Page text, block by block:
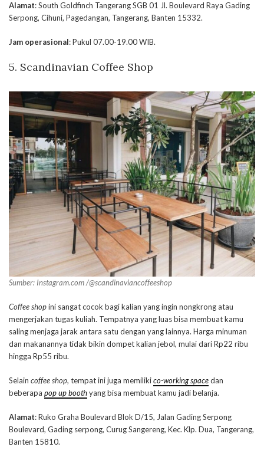
Alamat: South Goldfinch Tangerang SGB 01 Jl. Boulevard Raya Gading
Serpong, Cihuni, Pagedangan, Tangerang, Banten 15332.
Jam operasional: Pukul 07.00-19.00 WIB.
5. Scandinavian Coffee Shop
Sumber: Instagram.com /@scandinaviancoffeeshop
Coffee shopini sangat cocok bagi kalian yang ingin nongkrong atau
mengerjakan tugas kuliah. Tempatnya yang luas bisa membuat kamu
saling menjaga jarak antara satu dengan yang lainnya. Harga minuman
dan makanannya tidak bikin dompet kalian jebol, mulai dari Rp22 ribu
hingga Rp55 ribu.
Selain coffee shop, tempat ini juga memilikico-working spacedan
beberapa pop up boothyang bisa membuat kamu jadi belanja.
Alamat: Ruko Graha Boulevard Blok D/15, Jalan Gading Serpong
Boulevard, Gading serpong, Curug Sangereng, Kec. Klp. Dua, Tangerang,
Banten 15810.